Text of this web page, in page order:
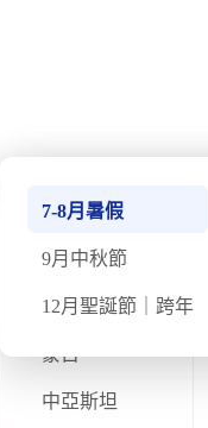
南極
北極
不丹
蒙古
中亞斯坦
7-8月暑假
9月中秋節
12月聖誕節｜跨年
【9日8
約 8 小時 最